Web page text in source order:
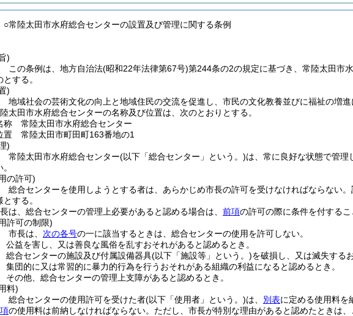
○常陸太田市水府総合センターの設置及び管理に関する条例
)
この条例は、地方自治法(昭和22年法律第67号)第244条の2の規定に基づき、常陸太田市
とする。
)
地域社会の芸術文化の向上と地域住民の交流を促進し、市民の文化教養並びに福祉の増
太田市水府総合センターの名称及び位置は、次のとおりとする。
称 常陸太田市水府総合センター
置 常陸太田市町田町163番地の1
)
常陸太田市水府総合センター(以下「総合センター」という。)は、常に良好な状態で管理
の許可)
総合センターを使用しようとする者は、あらかじめ市長の許可を受けなければならない。
とする。
は、総合センターの管理上必要があると認める場合は、 前項の許可の際に条件を付するこ
許可の制限)
市長は、 次の各号の一に該当するときは、総合センターの使用を許可しない。
公益を害し、又は善良な風俗を乱すおそれがあると認めるとき。
総合センターの施設及び付属設備器具(以下「施設等」という。)を破損し、又は滅失する
集団的に又は常習的に暴力的行為を行うおそれがある組織の利益になると認めるとき。
その他、総合センターの管理上支障があると認めるとき。
料)
総合センターの使用許可を受けた者(以下「使用者」という。)は、 別表に定める使用料を
の使用料は前納しなければならない。 ただし、市長が特別な理由があると認めたときは、